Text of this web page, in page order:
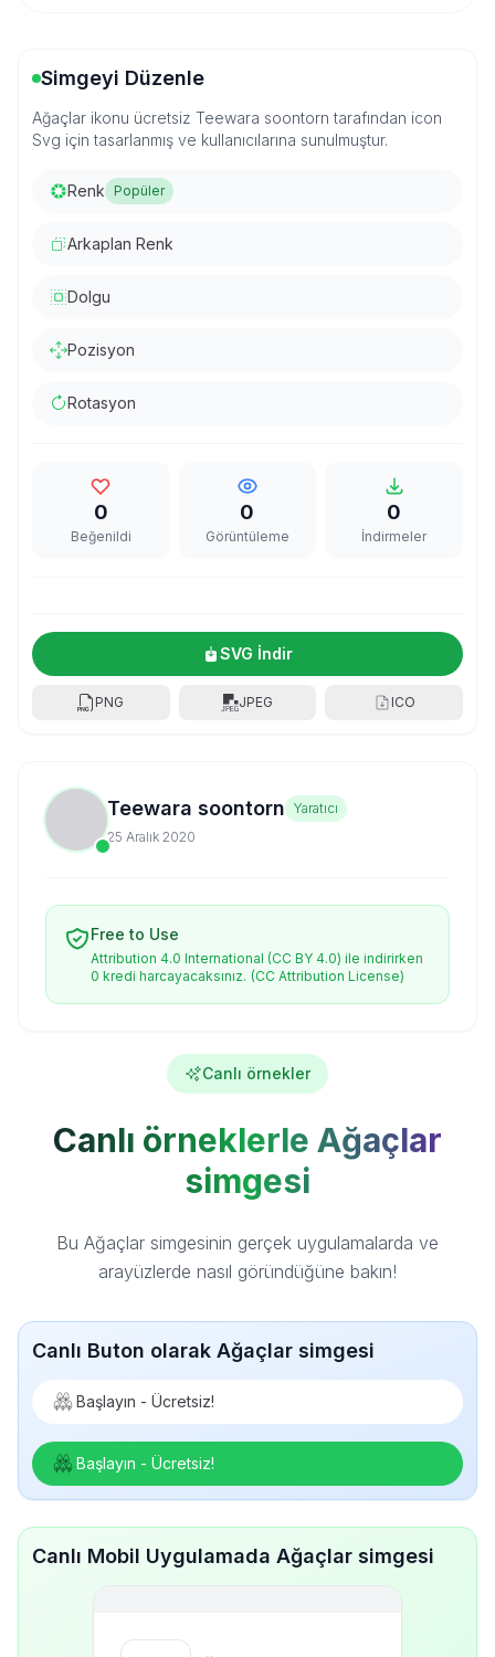
Simgeyi Düzenle
Ağaçlar ikonu ücretsiz Teewara soontorn tarafından icon
Svg için tasarlanmış ve kullanıcılarına sunulmuştur.
Renk Popüler
Arkaplan Renk
Dolgu
Pozisyon
Rotasyon
0
Beğenildi
0
Görüntüleme
0
İndirmeler
SVG İndir
PNG JPEG ICO
Teewara soontorn Yaratıcı
25 Aralık 2020
Free to Use
Attribution 4.0 International (CC BY 4.0) ile indirirken
0 kredi harcayacaksınız. (CC Attribution License)
Canlı örnekler
Canlı örneklerle Ağaçlar
simgesi
Bu Ağaçlar simgesinin gerçek uygulamalarda ve
arayüzlerde nasıl göründüğüne bakın!
Canlı Buton olarak Ağaçlar simgesi
Başlayın - Ücretsiz!
Başlayın - Ücretsiz!
Canlı Mobil Uygulamada Ağaçlar simgesi